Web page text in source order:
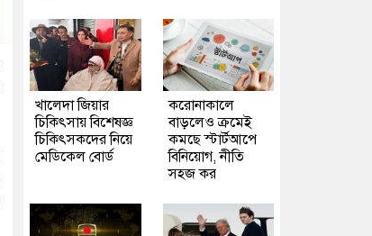
খালেদা জিয়ার
চিকিৎসায় বিশেষজ্ঞ
চিকিৎসকদের নিয়ে
মেডিকেল বোর্ড
করোনাকালে
বাড়লেও ক্রমেই
কমছে স্টার্টআপে
বিনিয়োগ, নীতি
সহজ কর